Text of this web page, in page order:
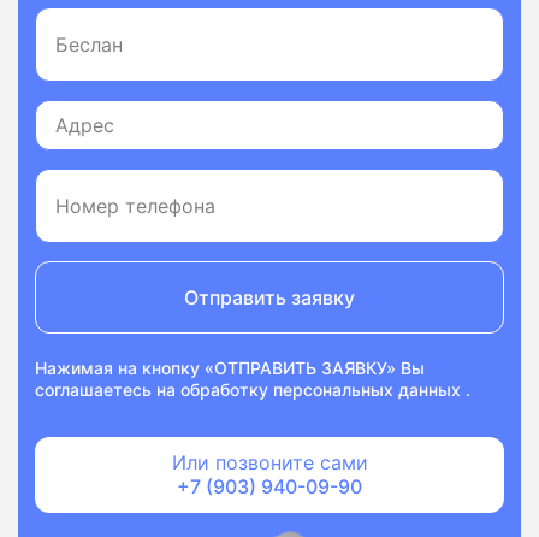
Отправить заявку
Нажимая на кнопку «ОТПРАВИТЬ ЗАЯВКУ» Вы
соглашаетесь на обработку персональных данных .
Или позвоните сами
+7 (903) 940-09-90